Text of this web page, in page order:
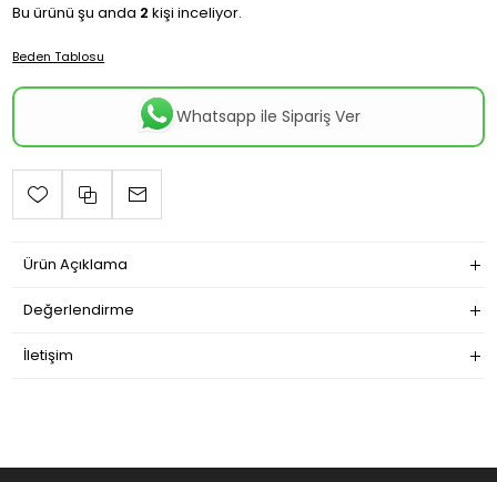
Bu ürünü şu anda 2 kişi inceliyor.
Beden Tablosu
Whatsapp ile Sipariş Ver
Ürün Açıklama
Değerlendirme
İletişim